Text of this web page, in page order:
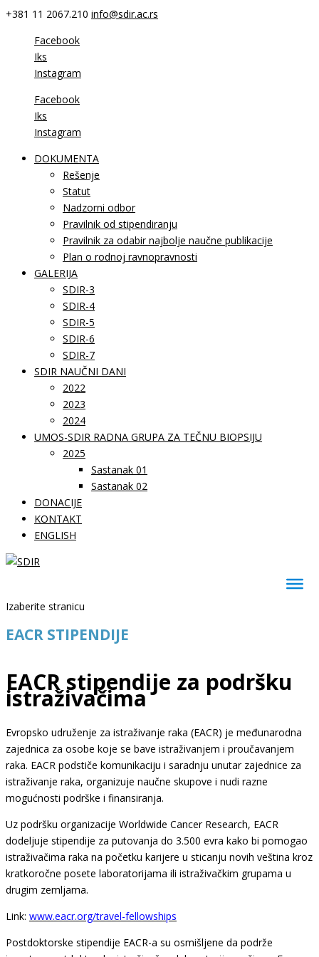
+381 11 2067.210 info@sdir.ac.rs
Facebook
Iks
Instagram
Facebook
Iks
Instagram
DOKUMENTA
Rešenje
Statut
Nadzorni odbor
Pravilnik od stipendiranju
Pravilnik za odabir najbolje naučne publikacije
Plan o rodnoj ravnopravnosti
GALERIJA
SDIR-3
SDIR-4
SDIR-5
SDIR-6
SDIR-7
SDIR NAUČNI DANI
2022
2023
2024
UMOS-SDIR RADNA GRUPA ZA TEČNU BIOPSIJU
2025
Sastanak 01
Sastanak 02
DONACIJE
KONTAKT
ENGLISH
Izaberite stranicu
EACR STIPENDIJE
EACR stipendije za podršku
istraživačima
Evropsko udruženje za istraživanje raka (EACR) je međunarodna
zajednica za osobe koje se bave istraživanjem i proučavanjem
raka. EACR podstiče komunikaciju i saradnju unutar zajednice za
istraživanje raka, organizuje naučne skupove i nudi razne
mogućnosti podrške i finansiranja.
Uz podršku organizacije Worldwide Cancer Research, EACR
dodeljuje stipendije za putovanja do 3.500 evra kako bi pomogao
istraživačima raka na početku karijere u sticanju novih veština kroz
kratkoročne posete laboratorijama ili istraživačkim grupama u
drugim zemljama.
Link: www.eacr.org/travel-fellowships
Postdoktorske stipendije EACR-a su osmišljene da podrže